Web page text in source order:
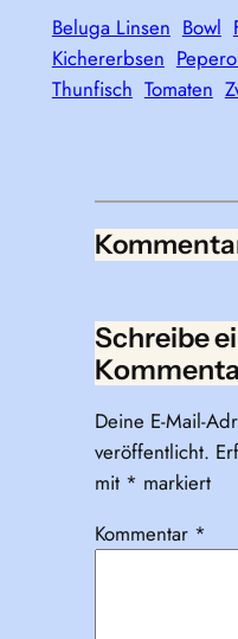
Beluga Linsen Bowl
Kichererbsen
Thunfisch Tomaten
Schreibe
Deine E-Mail-
veröffentlicht.
mit * markiert
Kommentar *